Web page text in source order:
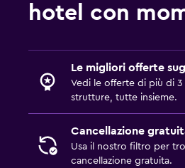
hotel con
Le migliori offerte
Vedi le offerte di più di
strutture, tutte insieme.
Cancellazione
Usa il nostro filtro per
cancellazione gratuita.